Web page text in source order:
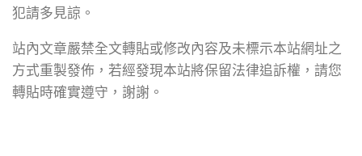
犯請多見諒。
站內文章嚴禁全文轉貼或修改內容及未標示本站網址之
方式重製發佈，若經發現本站將保留法律追訴權，請您
轉貼時確實遵守，謝謝。